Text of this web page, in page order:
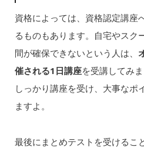
資格によっては、資格認定講座
るものもあります。自宅やスク
間が確保できないという人は、
催される1日講座を受講してみ
しっかり講座を受け、大事なポ
ますよ。
最後にまとめテストを受けるこ